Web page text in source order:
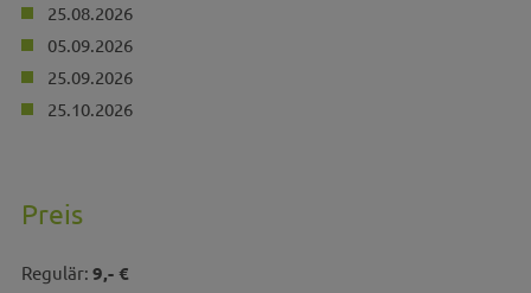
25.08.2026
05.09.2026
25.09.2026
25.10.2026
Preis
Regulär: 9,- €